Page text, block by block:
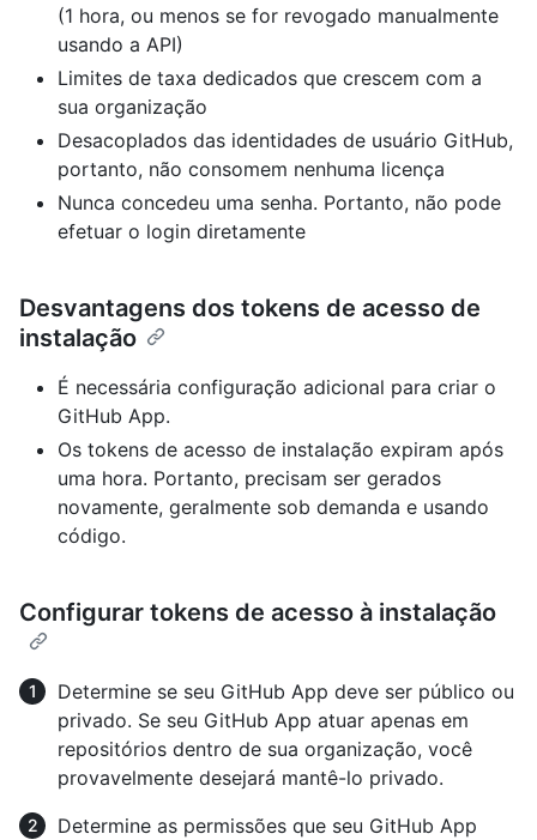
(1 hora, ou menos se for revogado manualmente
usando a API)
Limites de taxa dedicados que crescem com a
sua organização
Desacoplados das identidades de usuário GitHub,
portanto, não consomem nenhuma licença
Nunca concedeu uma senha. Portanto, não pode
efetuar o login diretamente
Desvantagens dos tokens de acesso de
instalação
É necessária configuração adicional para criar o
GitHub App.
Os tokens de acesso de instalação expiram após
uma hora. Portanto, precisam ser gerados
novamente, geralmente sob demanda e usando
código.
Configurar tokens de acesso à instalação
Determine se seu GitHub App deve ser público ou
privado. Se seu GitHub App atuar apenas em
repositórios dentro de sua organização, você
provavelmente desejará mantê-lo privado.
Determine as permissões que seu GitHub App